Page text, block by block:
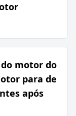
motor do
para de
após